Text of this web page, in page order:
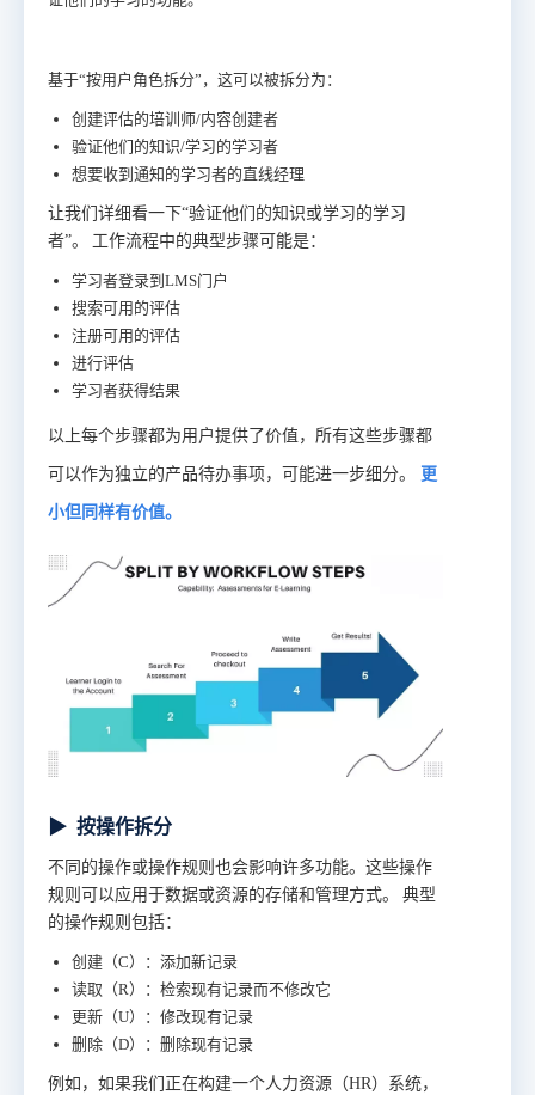
基于“按用户角色拆分”，这可以被拆分为：
创建评估的培训师/内容创建者
验证他们的知识/学习的学习者
想要收到通知的学习者的直线经理
让我们详细看一下“验证他们的知识或学习的学习
者”。
工作流程中的典型步骤可能是：
学习者登录到LMS门户
搜索可用的评估
注册可用的评估
进行评估
学习者获得结果
以上每个步骤都为用户提供了价值，所有这些步骤都
可以作为独立的产品待办事项，可能进一步细分。 更
小但同样有价值。
▶ 按操作拆分
不同的操作或操作规则也会影响许多功能。这些操作
规则可以应用于数据或资源的存储和管理方式。
典型
的操作规则包括：
创建（C）：添加新记录
读取（R）：检索现有记录而不修改它
更新（U）：修改现有记录
删除（D）：删除现有记录
例如，如果我们正在构建一个人力资源（HR）系统，